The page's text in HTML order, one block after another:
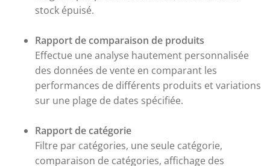
stock épuisé.
Rapport de comparaison de produits
Effectue une analyse hautement personnalisée
des données de vente en comparant les
performances de différents produits et variations
sur une plage de dates spécifiée.
Rapport de catégorie
Filtre par catégories, une seule catégorie,
comparaison de catégories, affichage des